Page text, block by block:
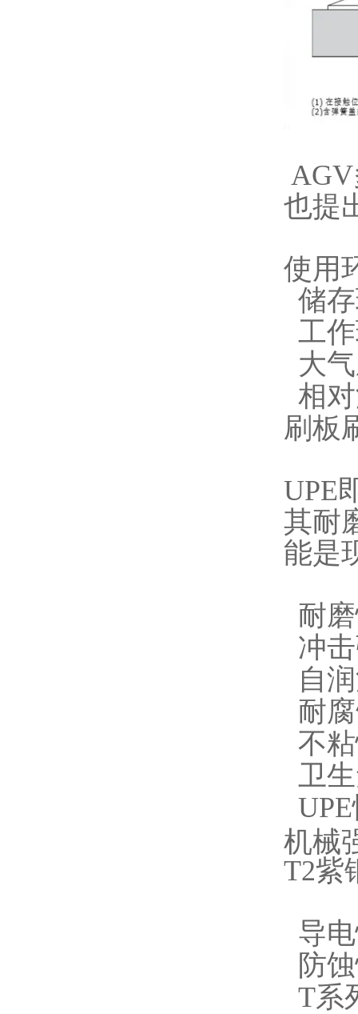
也提
使用
储
工
大
相
刷板
UPE
其耐
能是
耐
冲
自
耐
不
卫
机械
T2紫
导
防
T系